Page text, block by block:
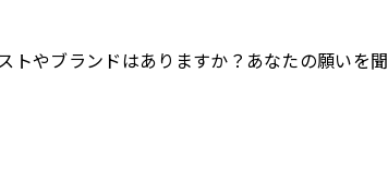
トやブランドはありますか？あなたの願いを聞